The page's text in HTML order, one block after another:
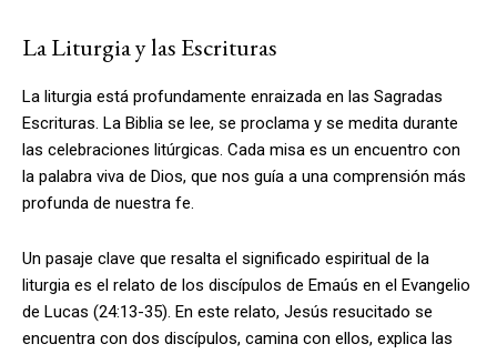
La Liturgia y las Escrituras
La liturgia está profundamente enraizada en las Sagradas
Escrituras. La Biblia se lee, se proclama y se medita durante
las celebraciones litúrgicas. Cada misa es un encuentro con
la palabra viva de Dios, que nos guía a una comprensión más
profunda de nuestra fe.
Un pasaje clave que resalta el significado espiritual de la
liturgia es el relato de los discípulos de Emaús en el Evangelio
de Lucas (24:13-35). En este relato, Jesús resucitado se
encuentra con dos discípulos, camina con ellos, explica las